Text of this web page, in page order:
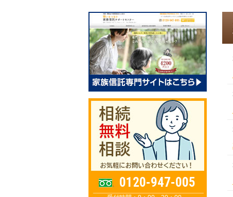
0120-947-005